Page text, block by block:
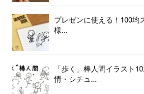
プレゼンに使える！100均
様...
「歩く」棒人間イラスト
情・シチュ...